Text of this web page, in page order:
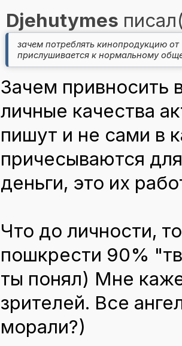
Djehutymes
зачем потреблять кинопродукцию
прислушивается к нормальному
Зачем привносить
личные качества
пишут и не сами в
причесываются
деньги, это их
Что до личности,
пошкрести 90%
ты понял) Мне
зрителей. Все
морали?)